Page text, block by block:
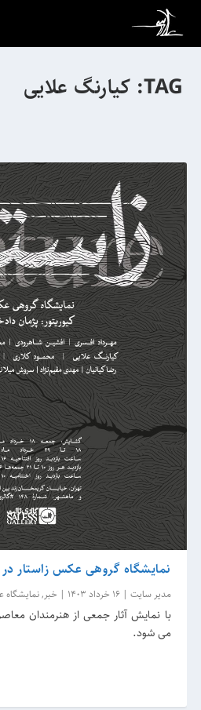
TAG: کیارنگ علایی
نمایشگاه گروهی عکس زاستار در
مدیر سایت |16 خرداد 1403 | خبر,
می شود.